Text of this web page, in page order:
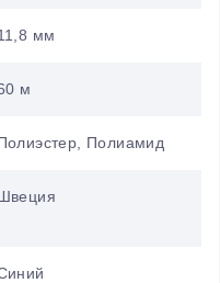
мм
м
Полиамид